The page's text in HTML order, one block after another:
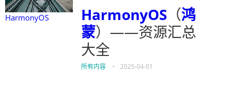
HarmonyOS HarmonyOS （鸿
蒙）——资源汇总
大全
所有内容 • 2025-04-01